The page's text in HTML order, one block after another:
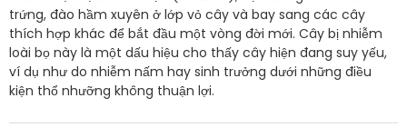
trứng, đào hầm xuyên ở lớp vỏ cây và bay sang các cây
thích hợp khác để bắt đầu một vòng đời mới. Cây bị nhiễm
loài bọ này là một dấu hiệu cho thấy cây hiện đang suy yếu,
ví dụ như do nhiễm nấm hay sinh trưởng dưới những điều
kiện thổ nhưỡng không thuận lợi.